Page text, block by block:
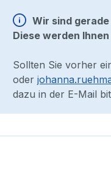
Wir sind
Diese werden
Sollten Sie vorher
oder
dazu in der E-Mail